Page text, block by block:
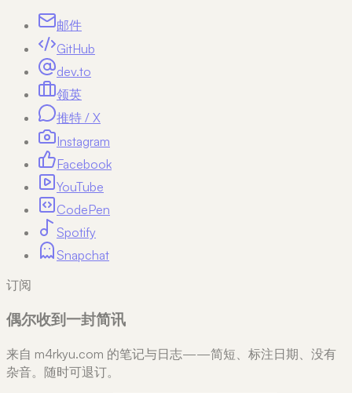
邮件
GitHub
dev.to
领英
推特 / X
Instagram
Facebook
YouTube
CodePen
Spotify
Snapchat
订阅
偶尔收到一封简讯
来自 m4rkyu.com 的笔记与日志——简短、标注日期、没有
杂音。随时可退订。